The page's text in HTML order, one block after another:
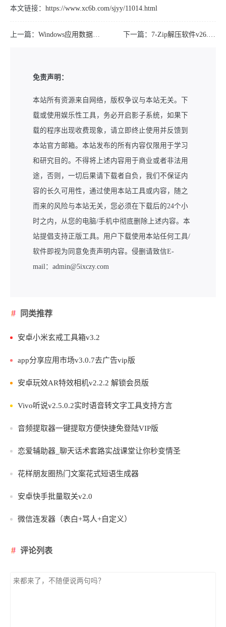
本文链接： https://www.xc6b.com/sjyy/11014.html
上一篇： Windows应用数据迁移viap v1.1.4便携版 下一篇： 7-Zip解压软件v26.02 Final 中文优化版
免责声明：
本站所有资源来自网络，版权争议与本站无关。下
载或使用娱乐性工具，务必开启影子系统，如果下
载的程序出现收费现象，请立即终止使用并反馈到
本站官方邮箱。本站发布的所有内容仅限用于学习
和研究目的。不得将上述内容用于商业或者非法用
途，否则，一切后果请下载者自负，我们不保证内
容的长久可用性，通过使用本站工具或内容，随之
而来的风险与本站无关，您必须在下载后的24个小
时之内，从您的电脑/手机中彻底删除上述内容。本
站提倡支持正版工具。用户下载使用本站任何工具/
软件即视为同意免责声明内容。侵删请致信E-
mail：admin@5ixczy.com
同类推荐
安卓小米玄戒工具箱v3.2
app分享应用市场v3.0.7去广告vip版
安卓玩效AR特效相机v2.2.2 解锁会员版
Vivo听说v2.5.0.2实时语音转文字工具支持方言
音频提取器一键提取方便快捷免登陆VIP版
恋爱辅助器_聊天话术套路实战课堂让你秒变情圣
花样朋友圈热门文案花式短语生成器
安卓快手批量取关v2.0
微信连发器（表白+骂人+自定义）
评论列表